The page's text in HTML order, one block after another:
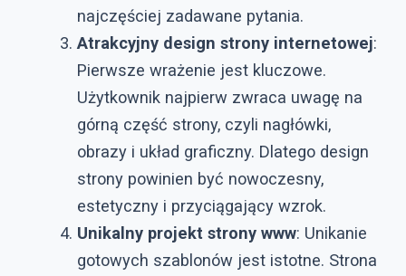
najczęściej zadawane pytania.
Atrakcyjny design strony internetowej:
Pierwsze wrażenie jest kluczowe.
Użytkownik najpierw zwraca uwagę na
górną część strony, czyli nagłówki,
obrazy i układ graficzny. Dlatego design
strony powinien być nowoczesny,
estetyczny i przyciągający wzrok.
Unikalny projekt strony www: Unikanie
gotowych szablonów jest istotne. Strona